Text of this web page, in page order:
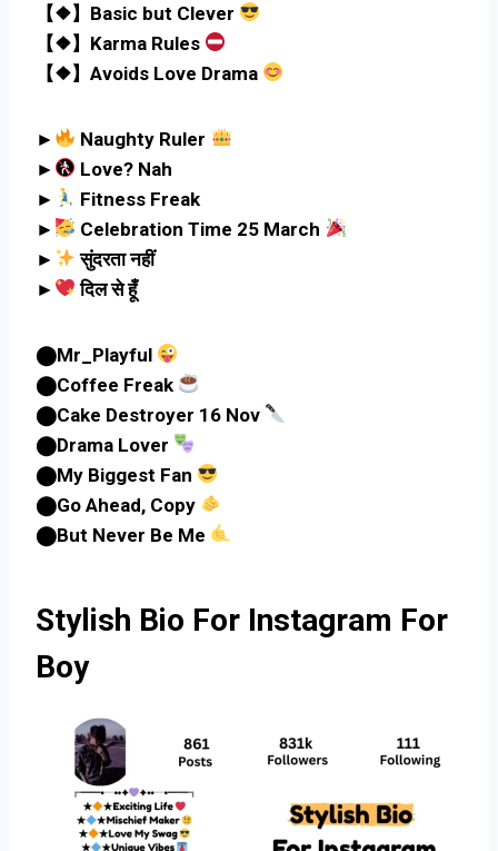
【❖】Basic but Clever
【❖】Karma Rules
【❖】Avoids Love Drama
►
Naughty Ruler
►
Love? Nah
►
Fitness Freak
►
Celebration Time 25 March
►
सुंदरता नहीं
►
दिल से हूँ
⬤Mr_Playful
⬤Coffee Freak
⬤Cake Destroyer 16 Nov
⬤Drama Lover
⬤My Biggest Fan
⬤Go Ahead, Copy
⬤But Never Be Me
Stylish Bio For Instagram For
Boy